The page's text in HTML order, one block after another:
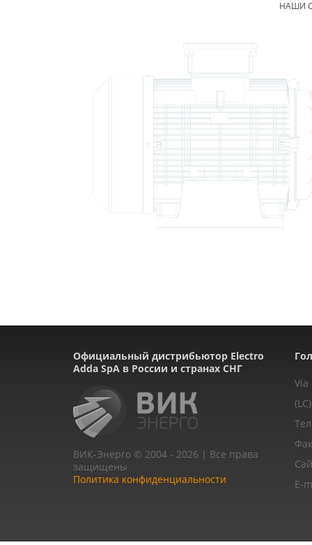
НАШИ
Официальный дистрибьютор Electro
Adda SpA в России и странах СНГ
ВИК-Энерго © 2004 - 2026 | Все права
защищены
Политика конфиденциальности
Via
E-